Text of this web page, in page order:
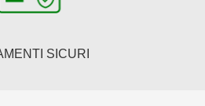
SICURI